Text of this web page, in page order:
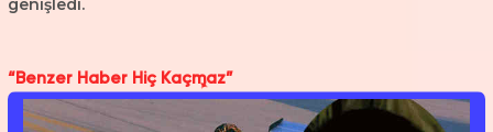
genişledi.
“Benzer Haber Hiç Kaçmaz”